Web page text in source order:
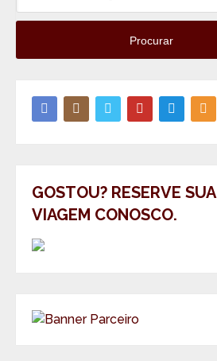
Procurar
GOSTOU? RESERVE SUA
VIAGEM CONOSCO.